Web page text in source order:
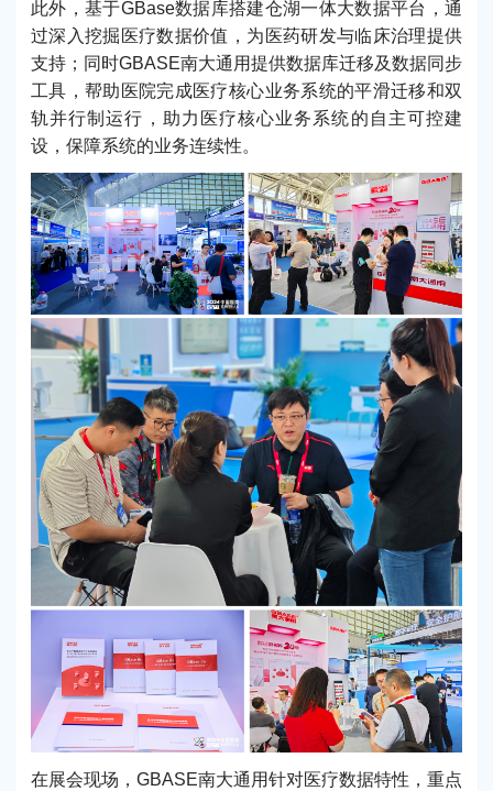
此外，基于GBase数据库搭建仓湖一体大数据平台，通
过深入挖掘医疗数据价值，为医药研发与临床治理提供
支持；同时GBASE南大通用提供数据库迁移及数据同步
工具，帮助医院完成医疗核心业务系统的平滑迁移和双
轨并行制运行，助力医疗核心业务系统的自主可控建
设，保障系统的业务连续性。
在展会现场，GBASE南大通用针对医疗数据特性，重点